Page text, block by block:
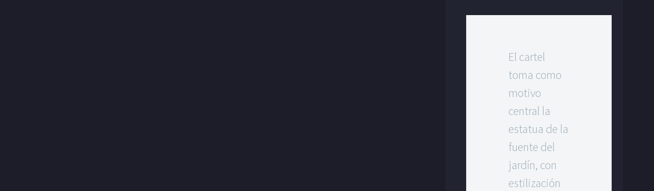
El cartel
toma como
motivo
central la
estatua de la
fuente del
jardín, con
estilización